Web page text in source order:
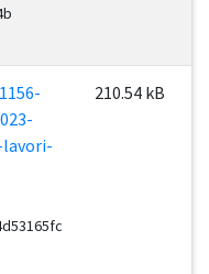
210.54 kB